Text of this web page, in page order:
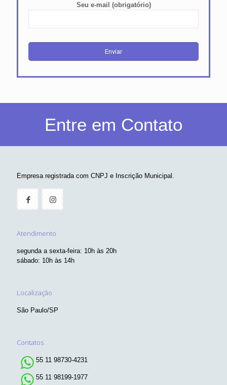
Seu e-mail (obrigatório)
Entre em Contato
Empresa registrada com CNPJ e Inscrição Municipal.
Atendimento
segunda a sexta-feira: 10h às 20h
sábado: 10h às 14h
Localização
São Paulo/SP
Contatos
55 11 98730-4231
55 11 98199-1977